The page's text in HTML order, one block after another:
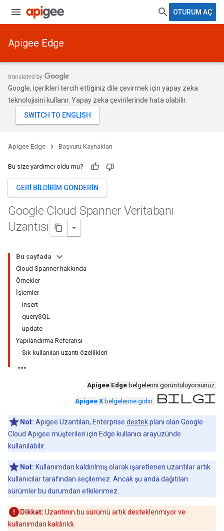
OTURUM AÇ
Apigee Edge
Google, içerikleri tercih ettiğiniz dile çevirmek için yapay zeka
teknolojisini kullanır. Yapay zeka çevirilerinde hata olabilir.
Apigee Edge Başvuru Kaynakları
Bu size yardımcı oldu mu?
GERI BILDIRIM GÖNDERIN
Google Cloud Spanner Veritabanı
Uzantısı
Bu sayfada
Cloud Spanner hakkında
Örnekler
İşlemler
insert
querySQL
update
Yapılandırma Referansı
Sık kullanılan uzantı özellikleri
Apigee Edge belgelerini görüntülüyorsunuz.
Apigee X belgelerine gidin. bilgi
Not: Apigee Uzantıları, Enterprise destekplanı olan Google
Cloud Apigee müşterileri için Edge kullanıcı arayüzünde
kullanılabilir.
Not: Kullanımdan kaldırılmış olarak işaretlenen uzantılar artık
kullanıcılar tarafından seçilemez. Ancak şu anda dağıtılan
sürümler bu durumdan etkilenmez.
Dikkat: Uzantının bu sürümü artık desteklenmiyor ve
kullanımdan kaldırıldı.